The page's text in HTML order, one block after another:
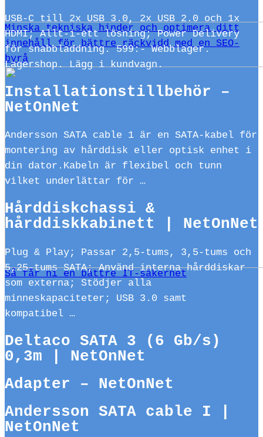
Minska tekniska hinder och optimera ditt
innehåll för bättre räckvidd med en SEO-
byrå
Så får ni en bättre IT-säkerhet
USB-C till 2x USB 3.0, 2x USB 2.0 och 1x
HDMI; Allt-i-ett lösning; Power Delivery
för snabbladdning. 599:- Webblager.
Lagershop. Lägg i kundvagn.
Installationstillbehör –
NetOnNet
Andersson SATA cable 1 är en SATA-kabel för
montering av hårddisk eller optisk enhet i
din dator.Kabeln är flexibel och tunn
vilket underlättar för …
Hårddiskchassi &
hårddiskkabinett | NetOnNet
Plug & Play; Passar 2,5-tums, 3,5-tums och
5,25-tums SATA; Använd interna hårddiskar
som externa; Stödjer alla
minneskapaciteter; USB 3.0 samt
kompatibel …
Deltaco SATA 3 (6 Gb/s)
0,3m | NetOnNet
Adapter – NetOnNet
Andersson SATA cable I |
NetOnNet